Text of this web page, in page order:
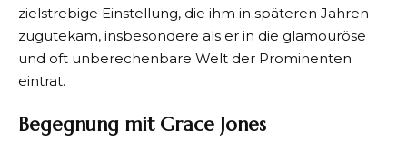
zielstrebige Einstellung, die ihm in späteren Jahren
zugutekam, insbesondere als er in die glamouröse
und oft unberechenbare Welt der Prominenten
eintrat.
Begegnung mit Grace Jones